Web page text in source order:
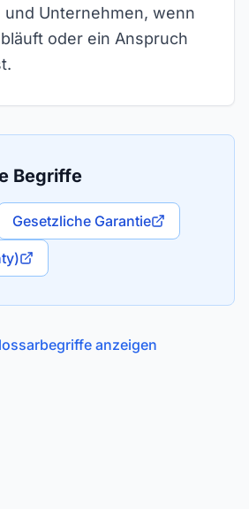
und Unternehmen, wenn
oder ein Anspruch
Begriffe
Gesetzliche Garantie
anzeigen